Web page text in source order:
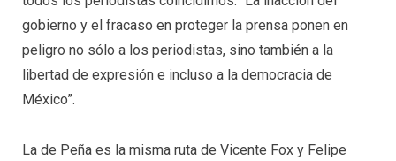
gobierno y el fracaso en proteger la prensa ponen en
peligro no sólo a los periodistas, sino también a la
libertad de expresión e incluso a la democracia de
México”.
La de Peña es la misma ruta de Vicente Fox y Felipe